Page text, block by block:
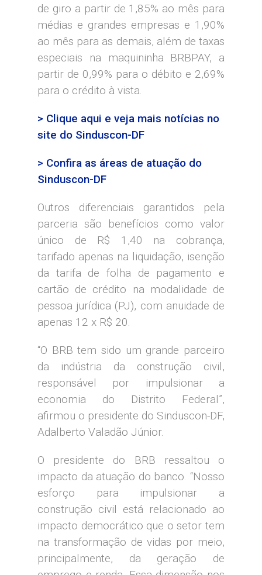
de giro a partir de 1,85% ao mês para
médias e grandes empresas e 1,90%
ao mês para as demais, além de taxas
especiais na maquininha BRBPAY, a
partir de 0,99% para o débito e 2,69%
para o crédito à vista.
> Clique aqui e veja mais notícias no
site do Sinduscon-DF
> Confira as áreas de atuação do
Sinduscon-DF
Outros diferenciais garantidos pela
parceria são benefícios como valor
único de R$ 1,40 na cobrança,
tarifado apenas na liquidação, isenção
da tarifa de folha de pagamento e
cartão de crédito na modalidade de
pessoa jurídica (PJ), com anuidade de
apenas 12 x R$ 20.
“O BRB tem sido um grande parceiro
da indústria da construção civil,
responsável por impulsionar a
economia do Distrito Federal”,
afirmou o presidente do Sinduscon-DF,
Adalberto Valadão Júnior.
O presidente do BRB ressaltou o
impacto da atuação do banco. “Nosso
esforço para impulsionar a
construção civil está relacionado ao
impacto democrático que o setor tem
na transformação de vidas por meio,
principalmente, da geração de